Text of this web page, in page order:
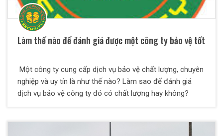
Làm thế nào để đánh giá được một công ty bảo vệ tốt
Một công ty cung cấp dịch vụ bảo vệ chất lượng, chuyên
nghiệp và uy tín là như thế nào? Làm sao để đánh giá
dịch vụ bảo vệ công ty đó có chất lượng hay không?